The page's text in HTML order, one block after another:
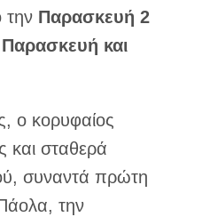
Παρασκευή 2
και
ο κορυφαίος
και σταθερά
συναντά πρώτη
την